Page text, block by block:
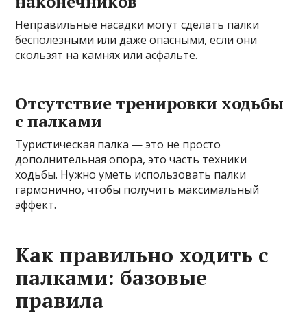
Неправильные насадки могут сделать палки
бесполезными или даже опасными, если они
скользят на камнях или асфальте.
Отсутствие тренировки ходьбы
с палками
Туристическая палка — это не просто
дополнительная опора, это часть техники
ходьбы. Нужно уметь использовать палки
гармонично, чтобы получить максимальный
эффект.
Как правильно ходить с
палками: базовые
правила